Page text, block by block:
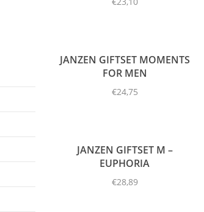
JANZEN GIFTSET MOMENTS
FOR MEN
€24,75
JANZEN GIFTSET M –
EUPHORIA
€28,89